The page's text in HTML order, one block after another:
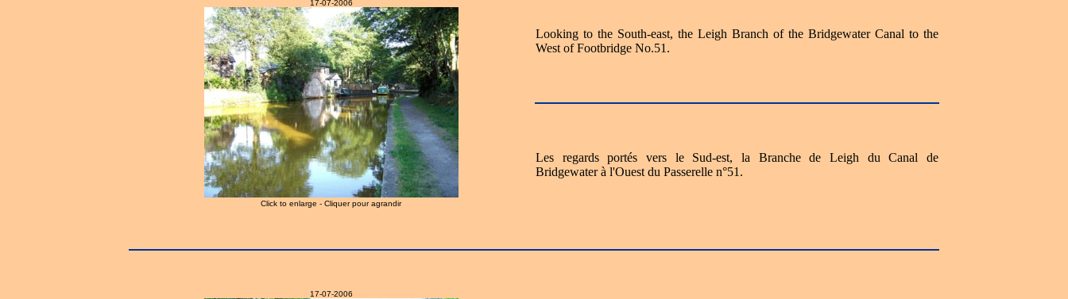
17-07-2006
Click to enlarge - Cliquer pour agrandir
Looking to the South-east, the Leigh Branch of the Bridgewater Canal to the
West of Footbridge No.51.
Les regards portés vers le Sud-est, la Branche de Leigh du Canal de
Bridgewater à l'Ouest du Passerelle n°51.
17-07-2006